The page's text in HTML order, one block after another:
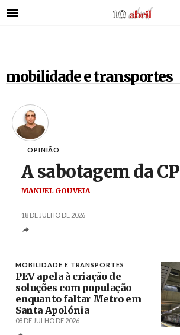
para
AbrilAbril
mobilidade e transportes
OPINIÃO
A sabotagem da CP
MANUEL GOUVEIA
18 DE JULHO DE 2026
MOBILIDADE E TRANSPORTES
PEV apela à criação de
soluções com população
enquanto faltar Metro em
Santa Apolónia
08 DE JULHO DE 2026